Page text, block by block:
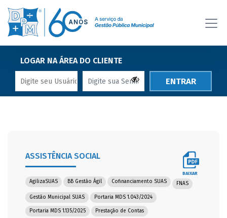
LOGAR NA ÁREA DO CLIENTE
ENTRAR
ASSISTÊNCIA SOCIAL
BAIXAR
AgilizaSUAS BB Gestão Ágil Cofinanciamento SUAS FNAS
Gestão Municipal SUAS Portaria MDS 1.043/2024
Portaria MDS 1.135/2025 Prestação de Contas